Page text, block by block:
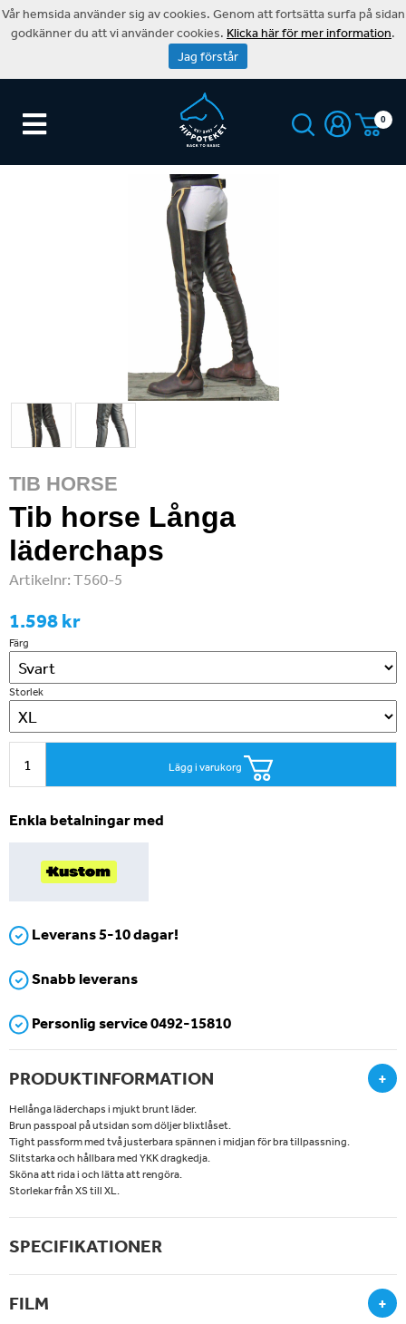
0
TIB HORSE
Tib horse Långa
läderchaps
Artikelnr:T560-5
1.598 kr
Färg
Storlek
Lägg i varukorg
Enkla betalningar med
Leverans 5-10 dagar!
Snabb leverans
Personlig service 0492-15810
PRODUKTINFORMATION +
Hellånga läderchaps i mjukt brunt läder.
Brun passpoal på utsidan som döljer blixtlåset.
Tight passform med två justerbara spännen i midjan för bra tillpassning.
Slitstarka och hållbara med YKK dragkedja.
Sköna att rida i och lätta att rengöra.
Storlekar från XS till XL.
SPECIFIKATIONER
FILM +
Vår hemsida använder sig av cookies. Genom att fortsätta surfa på sidan
godkänner du att vi använder cookies. Klicka här för mer information.
Jag förstår